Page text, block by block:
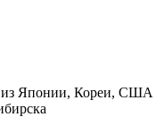
из Японии, Кореи, США